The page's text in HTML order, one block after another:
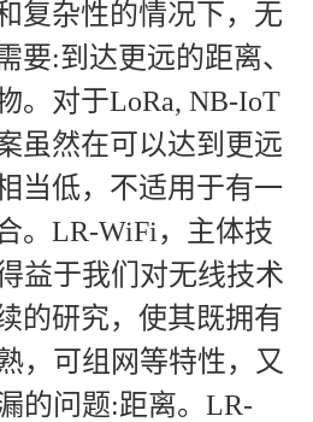
复杂性的情况下，无
要:到达更远的距离、
。对于LoRa, NB-IoT
虽然在可以达到更远
当低，不适用于有一
。LR-WiFi，主体技
益于我们对无线技术
的研究，使其既拥有
，可组网等特性，又
的问题:距离。LR-